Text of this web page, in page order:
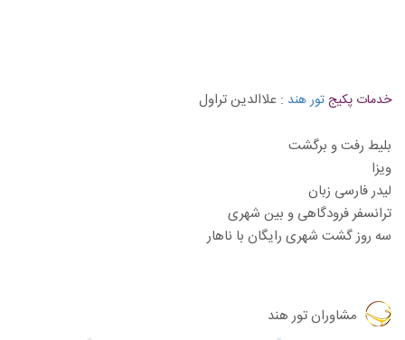
خدمات پکیجتور هند : علاالدین تراول
بلیط رفت و برگشت
ویزا
لیدر فارسی زبان
ترانسفر فرودگاهی و بین شهری
سه روز گشت شهری رایگان با ناهار
مشاورانتور هند